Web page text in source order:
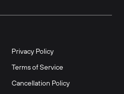
Privacy Policy
Terms of Service
Cancellation Policy